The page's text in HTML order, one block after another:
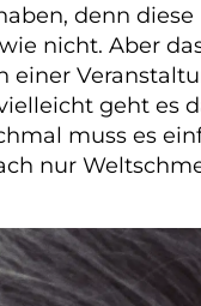
denn
nicht. Aber
geht
muss es
nur